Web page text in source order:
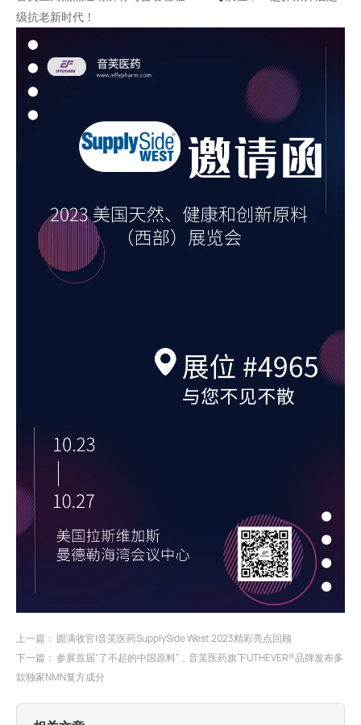
级抗老新时代！
上一篇： 圆满收官|音芙医药SupplySide West 2023精彩亮点回顾
下一篇： 参展首届“了不起的中国原料”，音芙医药旗下UTHEVER®品牌发布多
款独家NMN复方成分